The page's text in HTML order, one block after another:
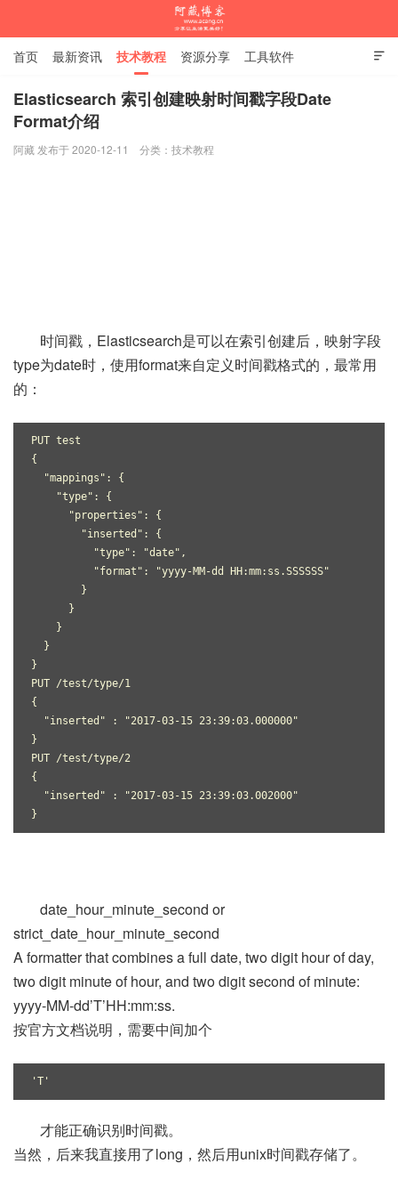
阿藏博客

首页 最新资讯 技术教程 资源分享 工具软件
杂谈随笔
Elasticsearch 索引创建映射时间戳字段Date
Format介绍
阿藏 发布于 2020-12-11 分类： 技术教程
时间戳，Elasticsearch是可以在索引创建后，映射字段
type为date时，使用format来自定义时间戳格式的，最常用
的：
PUT test
{
  "mappings": {
    "type": {
      "properties": {
        "inserted": {
          "type": "date",
          "format": "yyyy-MM-dd HH:mm:ss.SSSSSS"
        }
      }
    }
  }
}
PUT /test/type/1
{
  "inserted" : "2017-03-15 23:39:03.000000"
}
PUT /test/type/2
{
  "inserted" : "2017-03-15 23:39:03.002000"
}
date_hour_minute_second or
strict_date_hour_minute_second
A formatter that combines a full date, two digit hour of day,
two digit minute of hour, and two digit second of minute:
yyyy-MM-dd’T’HH:mm:ss.
按官方文档说明，需要中间加个
'T'
才能正确识别时间戳。
当然，后来我直接用了long，然后用unix时间戳存储了。